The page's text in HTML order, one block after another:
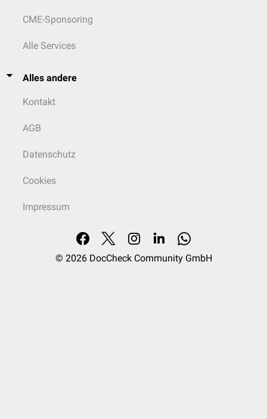
CME-Sponsoring
Alle Services
Alles andere
Kontakt
AGB
Datenschutz
Cookies
Impressum
© 2026 DocCheck Community GmbH